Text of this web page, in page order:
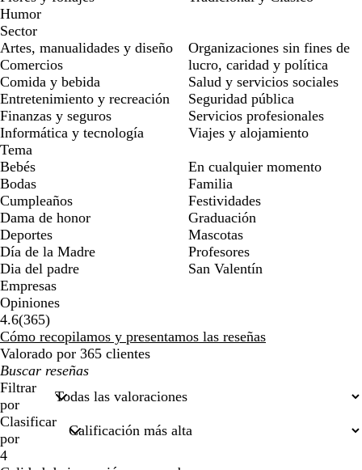
Humor
Sector
Artes, manualidades y diseño
Comercios
Comida y bebida
Entretenimiento y recreación
Finanzas y seguros
Informática y tecnología
Organizaciones sin fines de
lucro, caridad y política
Salud y servicios sociales
Seguridad pública
Servicios profesionales
Viajes y alojamiento
Tema
Bebés
Bodas
Cumpleaños
Dama de honor
Deportes
Día de la Madre
Dia del padre
Empresas
En cualquier momento
Familia
Festividades
Graduación
Mascotas
Profesores
San Valentín
Opiniones
4.6(365365
reseñas
)
Cómo recopilamos y presentamos las reseñas
Valorado por 365 clientes
Mis
búsquedas
Filtrar
por
Clasificar
por
4